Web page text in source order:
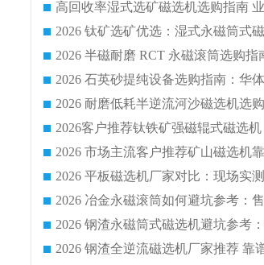
2026 平板磁选机厂家对比：现场实
2026 钢渣全逆流磁选机厂家推荐 靠